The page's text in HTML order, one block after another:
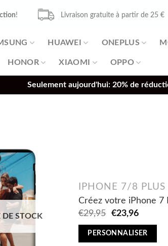
! Livraison gratuite à partir de 25 €
HUAWEI ONEPLUS
HONOR XIAOMI OPPO
Seulement aujourd'hui: 20% de
DE STOCK
IPHONE 7/8 PLUS
Créez votre iPhone 7
€29,95
Original
was:
€23,96Current
is:
PERSONNALISER